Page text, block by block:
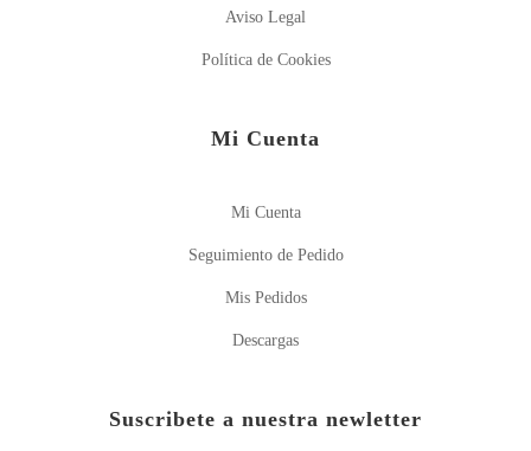
Aviso Legal
Política de Cookies
Mi Cuenta
Mi Cuenta
Seguimiento de Pedido
Mis Pedidos
Descargas
Suscribete a nuestra newletter